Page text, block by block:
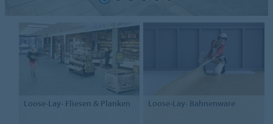
Loose-Lay-Fliesen & Planken Loose-Lay- Bahnenware